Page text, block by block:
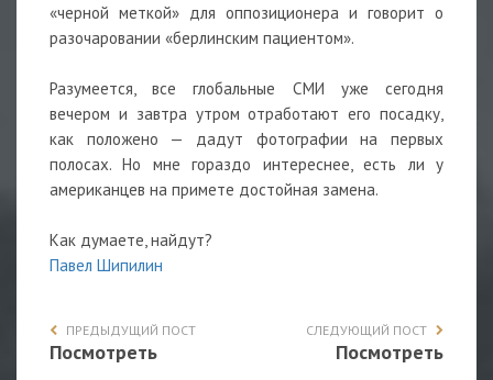
«черной меткой» для оппозиционера и говорит о
разочаровании «берлинским пациентом».
Разумеется, все глобальные СМИ уже сегодня
вечером и завтра утром отработают его посадку,
как положено — дадут фотографии на первых
полосах. Но мне гораздо интереснее, есть ли у
американцев на примете достойная замена.
Как думаете, найдут?
Павел Шипилин
ПРЕДЫДУЩИЙ ПОСТ
Посмотреть
СЛЕДУЮЩИЙ ПОСТ
Посмотреть